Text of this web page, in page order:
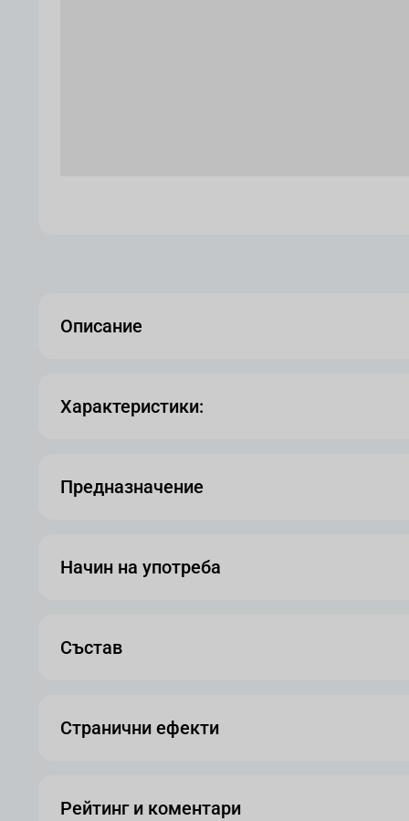
Описание
Характеристики:
Предназначение
Начин на употреба
Състав
Странични ефекти
Рейтинг и коментари